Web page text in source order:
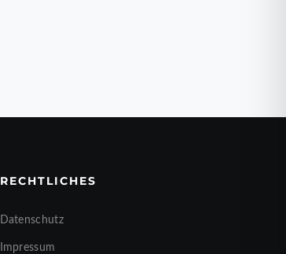
RECHTLICHES
Datenschutz
Impressum